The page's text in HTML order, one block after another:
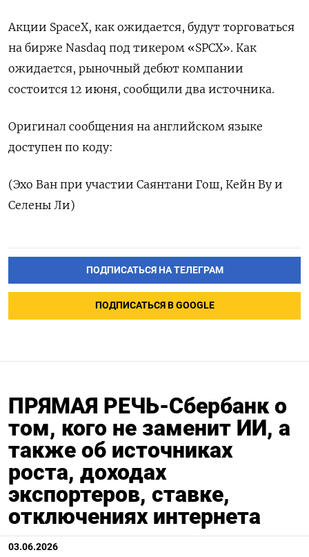
Акции SpaceX, как ожидается, будут торговаться
на бирже Nasdaq под ‌тикером «SPCX». Как
ожидается, рыночный дебют компании
состоится 12 июня, ‌сообщили два источника.
Оригинал сообщения на английском языке
доступен ​по коду:
(Эхо Ван при участии Саянтани Гош, ‌Кейн Ву и
Селены Ли)
ПОДПИСАТЬСЯ НА ТЕЛЕГРАМ
ПОДПИСАТЬСЯ В GOOGLE
ПРЯМАЯ РЕЧЬ-Сбербанк о
том, кого не заменит ИИ, а
также об источниках
роста, доходах
экспортеров, ставке,
отключениях интернета
03.06.2026